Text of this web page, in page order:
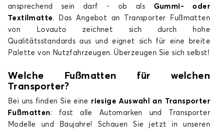
ansprechend sein darf - ob als Gummi- oder
Textilmatte. Das Angebot an Transporter Fußmatten
von Lovauto zeichnet sich durch hohe
Qualitätsstandards aus und eignet sich für eine breite
Palette von Nutzfahrzeugen. Überzeugen Sie sich selbst!
Welche Fußmatten für welchen
Transporter?
Bei uns finden Sie eine riesige Auswahl an Transporter
Fußmatten : fast alle Automarken und Transporter
Modelle und Baujahre! Schauen Sie jetzt in unseren